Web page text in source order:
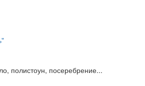
полистоун, посеребрение...